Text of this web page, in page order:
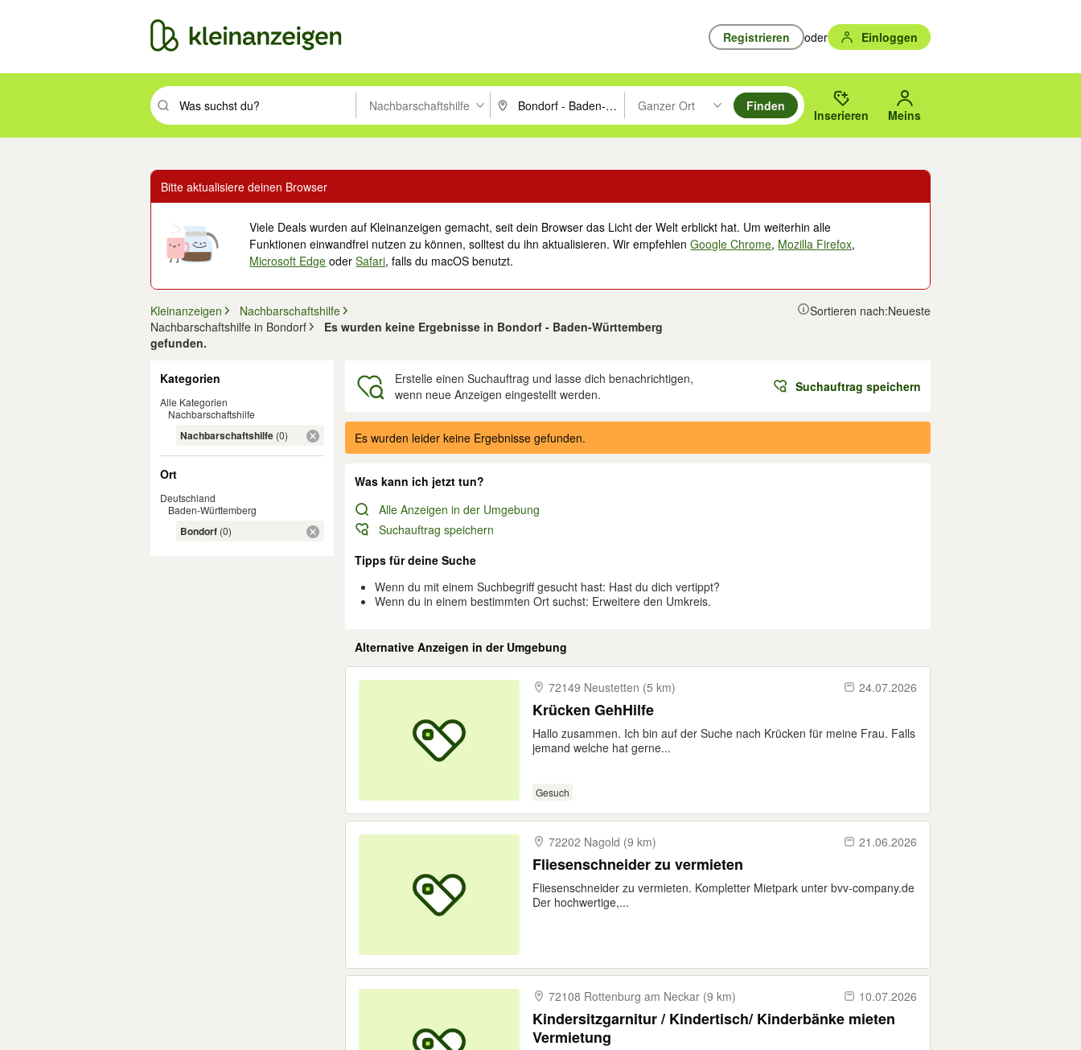
Registrieren oder Einloggen
Suchbegriff eingeben. Eingabetaste drücken um zu suchen, oder Vorschläge mit den Pfeiltasten nach oben/unten durchsuchen und mit Eingabetaste auswählen.
Nachbarschaftshilfe PLZ oder Ort eingeben. Eingabetaste drücken um zu suchen, oder Vorschläge mit den Pfeiltasten nach oben/
Ganzer Ort
Suche im Umkreis des gewählten Orts oder PLZ.
Finden
Inserieren Meins
Bitte aktualisiere deinen Browser
Viele Deals wurden auf Kleinanzeigen gemacht, seit dein Browser das Licht der Welt erblickt hat. Um weiterhin alle
Funktionen einwandfrei nutzen zu können, solltest du ihn aktualisieren. Wir empfehlenGoogle Chrome, Mozilla Firefox,
Microsoft Edge oderSafari, falls du macOS benutzt.
Kleinanzeigen
Nachbarschaftshilfe
Nachbarschaftshilfe in Bondorf
Es wurden keine Ergebnisse in Bondorf - Baden-Württemberg
gefunden.
Sortieren nach:Neueste
Kategorien
Alle Kategorien
Nachbarschaftshilfe
Nachbarschaftshilfe (0)
Ort
Deutschland
Baden-Württemberg
Bondorf (0)
Erstelle einen Suchauftrag und lasse dich benachrichtigen,
wenn neue Anzeigen eingestellt werden.
Suchauftrag speichern
Ergebnisse
Es wurden leider keine Ergebnisse gefunden.
Was kann ich jetzt tun?
Alle Anzeigen in der Umgebung
Suchauftrag speichern
Tipps für deine Suche
Wenn du mit einem Suchbegriff gesucht hast: Hast du dich vertippt?
Wenn du in einem bestimmten Ort suchst: Erweitere den Umkreis.
Alternative Anzeigen in der Umgebung
72149 Neustetten (5 km) 24.07.2026
Krücken GehHilfe
Hallo zusammen. Ich bin auf der Suche nach Krücken für meine Frau. Falls
jemand welche hat gerne...
Gesuch
72202 Nagold (9 km) 21.06.2026
Fliesenschneider zu vermieten
Fliesenschneider zu vermieten. Kompletter Mietpark unter bvv-company.de
Der hochwertige,...
72108 Rottenburg am Neckar (9 km) 10.07.2026
Kindersitzgarnitur / Kindertisch/ Kinderbänke mieten
Vermietung